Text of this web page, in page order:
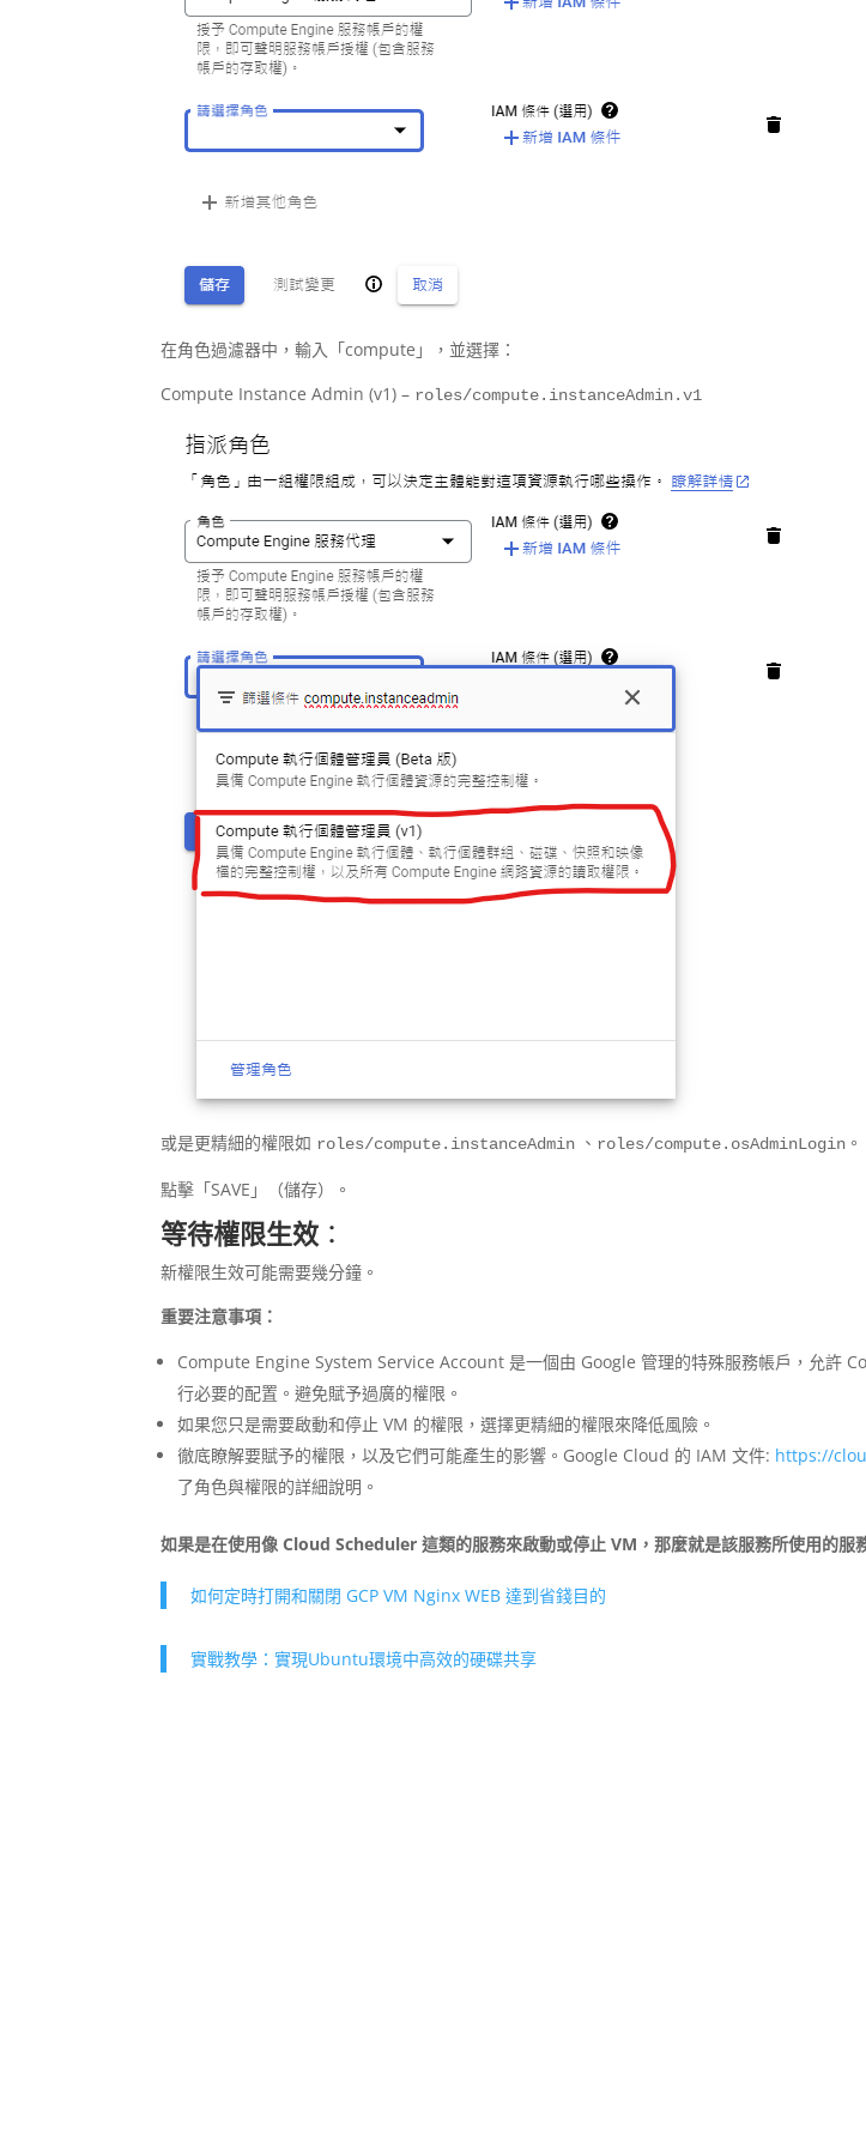
在角色過濾器中，輸入「compute」，並選擇：
Compute Instance Admin (v1) – roles/compute.instanceAdmin.v1
或是更精細的權限如 roles/compute.instanceAdmin 、 roles/compute.osAdminLogin 。
點擊「SAVE」（儲存）。
等待權限生效 ：
新權限生效可能需要幾分鐘。
重要注意事項：
Compute Engine System Service Account 是一個由 Google 管理的特殊服務帳戶，允許
行必要的配置。避免賦予過廣的權限。
如果您只是需要啟動和停止 VM 的權限，選擇更精細的權限來降低風險。
徹底瞭解要賦予的權限，以及它們可能產生的影響。Google Cloud 的 IAM 文件: https://
了角色與權限的詳細說明。
如果是在使用像 Cloud Scheduler 這類的服務來啟動或停止 VM，那麼就是該服務所使用的服
如何定時打開和關閉 GCP VM Nginx WEB 達到省錢目的
實戰教學：實現Ubuntu環境中高效的硬碟共享